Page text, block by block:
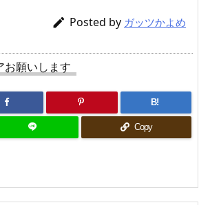
 Posted by ガッツかよめ
お願いします
B!
Copy